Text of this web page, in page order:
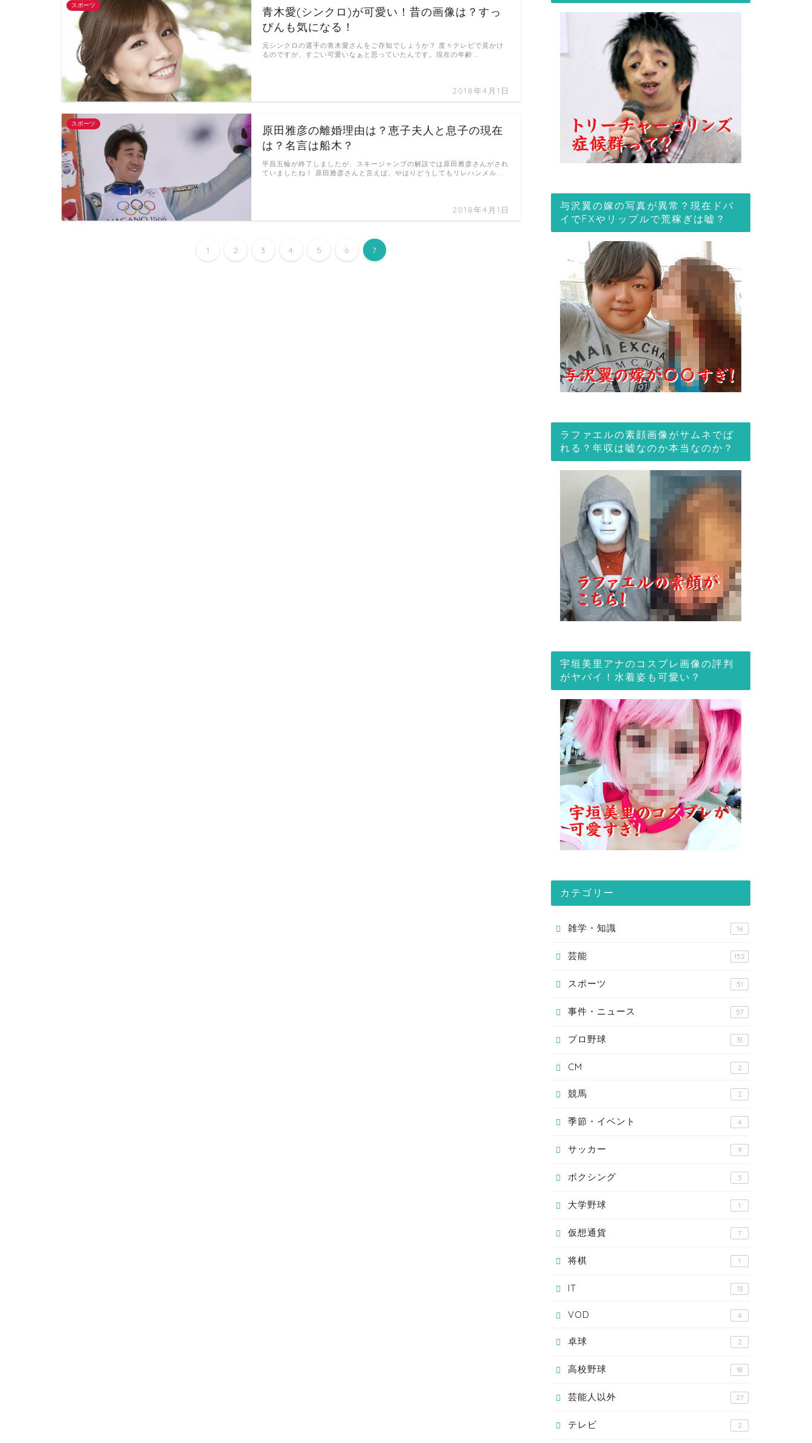
スポーツ
青木愛(シンクロ)が可愛い！昔の画像は？すっ
ぴんも気になる！
2018年4月1日
元シンクロの選手の青木愛さんをご存知でしょうか？ 度々テレビで見かけ
るのですが、すごい可愛いなぁと思っていたんです。現在の年齢 …
スポーツ
原田雅彦の離婚理由は？恵子夫人と息子の現在
は？名言は船木？
2018年4月1日
平昌五輪が終了しましたが、スキージャンプの解説では原田雅彦さんがされ
ていましたね！ 原田雅彦さんと言えば、やはりどうしてもリレハンメル …
1 2 3 4 5 6 7
与沢翼の嫁の写真が異常？現在ドバ
イでFXやリップルで荒稼ぎは嘘？
ラファエルの素顔画像がサムネでば
れる？年収は嘘なのか本当なのか？
宇垣美里アナのコスプレ画像の評判
がヤバイ！水着姿も可愛い？
カテゴリー
雑学・知識 16
芸能 152
スポーツ 51
事件・ニュース 57
プロ野球 31
CM 2
競馬 2
季節・イベント 4
サッカー 9
ボクシング 5
大学野球 1
仮想通貨 7
将棋 1
IT 13
VOD 4
卓球 2
高校野球 18
芸能人以外 27
テレビ 2